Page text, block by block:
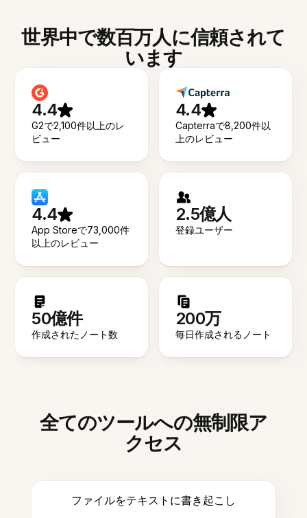
世界中で数百万人に信頼されて
います
4.4
G2で2,100件以上のレ
ビュー
4.4
Capterraで8,200件以
上のレビュー
4.4
App Storeで73,000件
以上のレビュー
2.5億人
登録ユーザー
50億件
作成されたノート数
200万
毎日作成されるノート
全てのツールへの無制限ア
クセス
ファイルをテキストに書き起こし